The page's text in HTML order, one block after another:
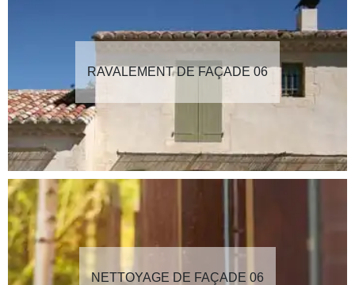
RAVALEMENT DE FAÇADE 06
NETTOYAGE DE FAÇADE 06